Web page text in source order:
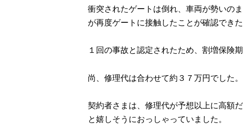
衝突されたゲートは倒れ、車両が勢いの
が再度ゲートに接触したことが確認できた
１回の事故と認定されたため、割増保険
尚、修理代は合わせて約３７万円でした。
契約者さまは、修理代が予想以上に高額
と嬉しそうにおっしゃっていました。